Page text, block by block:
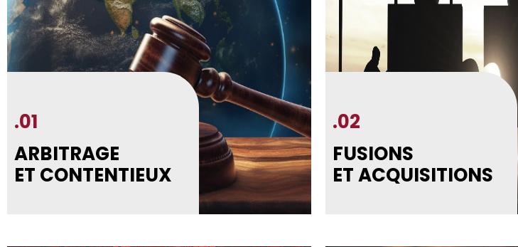
.01
ARBITRAGE
ET CONTENTIEUX
.02
FUSIONS
ET ACQUISITIONS